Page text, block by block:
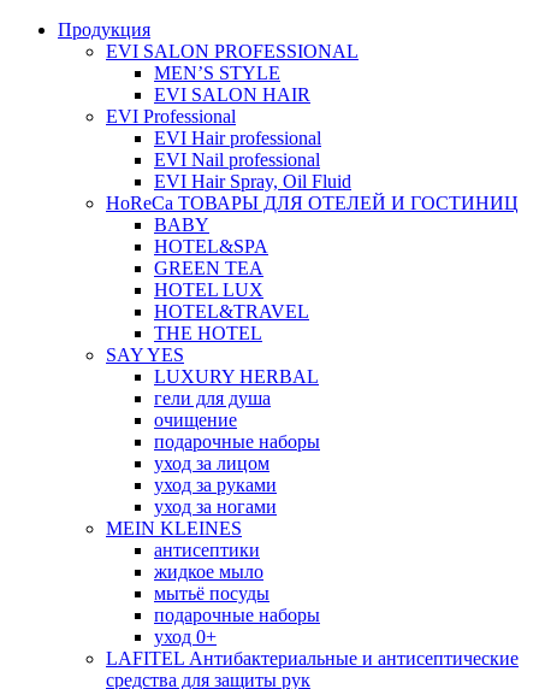
Продукция
EVI SALON PROFESSIONAL
MEN’S STYLE
EVI SALON HAIR
EVI Professional
EVI Hair professional
EVI Nail professional
EVI Hair Spray, Oil Fluid
HoReCa ТОВАРЫ ДЛЯ ОТЕЛЕЙ И ГОСТИНИЦ
BABY
HOTEL&SPA
GREEN TEA
HOTEL LUX
HOTEL&TRAVEL
THE HOTEL
SAY YES
LUXURY HERBAL
гели для душа
очищение
подарочные наборы
уход за лицом
уход за руками
уход за ногами
MEIN KLEINES
антисептики
жидкое мыло
мытьё посуды
подарочные наборы
уход 0+
LAFITEL Антибактериальные и антисептические
средства для защиты рук